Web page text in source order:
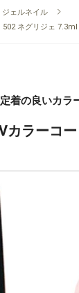
ジェルネイル
502 ネグリジェ 7.3ml
着の良いカラ
カラーコ